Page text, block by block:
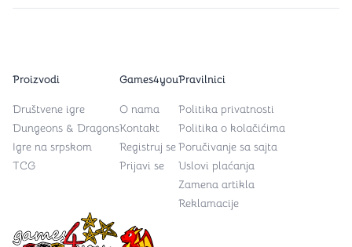
Games4you logo
Proizvodi
Društvene igre
Dungeons & Dragons
Igre na srpskom
TCG
Games4you
O nama
Kontakt
Registruj se
Prijavi se
Pravilnici
Politika privatnosti
Politika o kolačićima
Poručivanje sa sajta
Uslovi plaćanja
Zamena artikla
Reklamacije